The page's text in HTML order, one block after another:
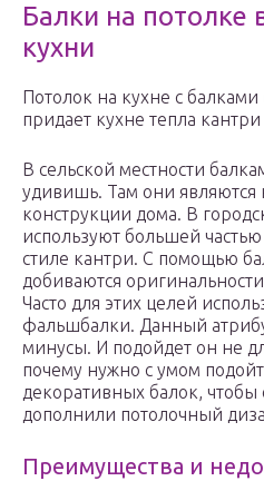
Балки на потолке
кухни
Потолок на кухне с
придает кухне тепла кантри
В сельской местности
удивишь. Там они
конструкции дома. В
используют большей
стиле кантри. С помощью
добиваются
Часто для этих целей
фальшбалки. Данный
минусы. И подойдет он не
почему нужно с умом
декоративных балок, чтобы
дополнили потолочный
Преимущества и